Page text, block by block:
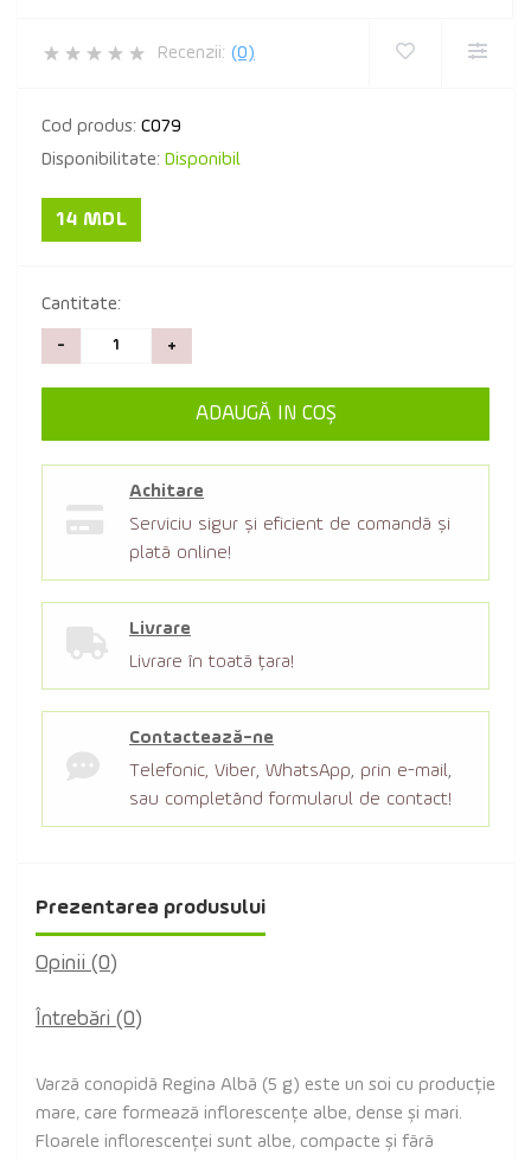
Recenzii: (0)
Cod produs: C079
Disponibilitate: Disponibil
14 MDL
Cantitate:
- +
ADAUGĂ IN COŞ
Achitare
Serviciu sigur şi eficient de comandă şi
plată online!
Livrare
Livrare în toată țara!
Contactează-ne
Telefonic, Viber, WhatsApp, prin e-mail,
sau completând formularul de contact!
Prezentarea produsului
Opinii (0)
Întrebări (0)
Varză conopidă Regina Albă (5 g) este un soi cu producție
mare, care formează inflorescențe albe, dense și mari.
Floarele inflorescenței sunt albe, compacte și fără